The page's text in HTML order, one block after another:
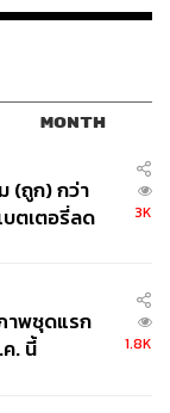
MONTH
(ถูก) กว่า
ตเตอรี่ลด
3K
าพชุดแรก
. นี้
1.8K